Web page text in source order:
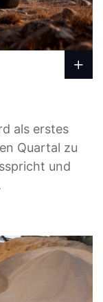
als erstes
Quartal zu
und